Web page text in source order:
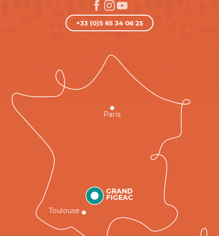
+33 (0)5 65 34 06 25
GRAND
FIGEAC
Toulouse
Paris